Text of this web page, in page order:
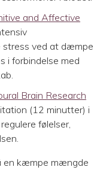
and Affective
ved at dæmpe
i forbindelse med
Brain Research
(12 minutter) i
følelser,
en kæmpe mængde